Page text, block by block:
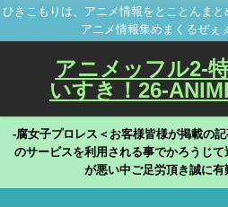
ひきこもりは、アニメ情報をとことんま
アニメ情報集めまくるぜぇ
アニメッフル2-
いすき！26-
-腐女子プロレス＜お客様皆様が掲載の
のサービスを利用される事でかろうじ
が悪い中ご足労頂き誠に有